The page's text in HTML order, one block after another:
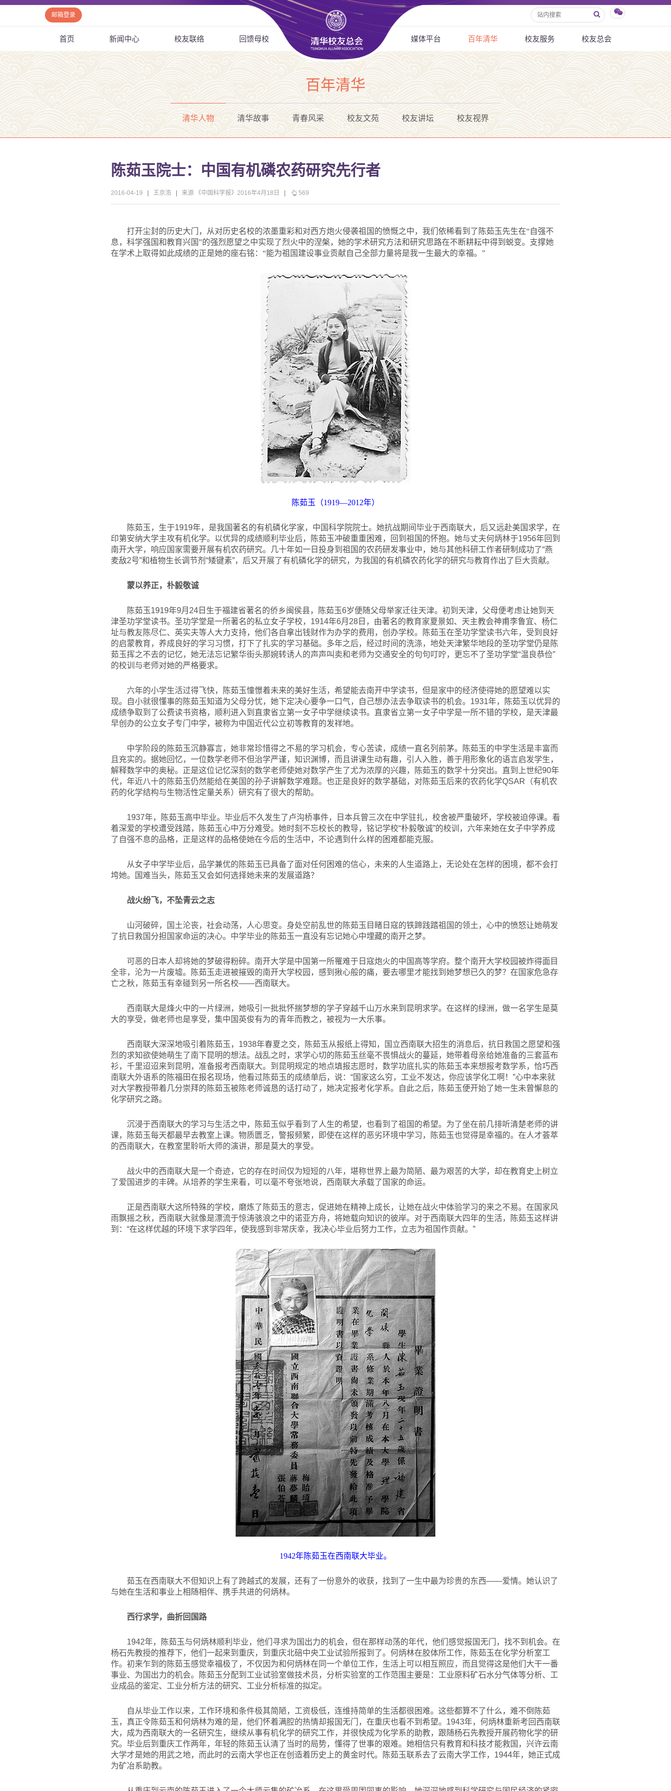
邮箱登录
首页 新闻中心 校友联络 回馈母校 媒体平台 百年清华 校友服务 校友总会
百年清华
清华人物 清华故事 青春风采 校友文苑 校友讲坛 校友视界
陈茹玉院士：中国有机磷农药研究先行者
2016-04-19 王京浩 来源 《中国科学报》2016年4月18日 569
打开尘封的历史大门，从对历史名校的浓墨重彩和对西方炮火侵袭祖国的愤慨之中，我们依稀看到了陈茹玉先生在“自强不
息，科学强国和教育兴国”的强烈愿望之中实现了烈火中的涅槃，她的学术研究方法和研究思路在不断耕耘中得到蜕变。支撑她
在学术上取得如此成绩的正是她的座右铭：“能为祖国建设事业贡献自己全部力量将是我一生最大的幸福。”
陈茹玉（1919—2012年）
陈茹玉，生于1919年，是我国著名的有机磷化学家，中国科学院院士。她抗战期间毕业于西南联大，后又远赴美国求学，在
印第安纳大学主攻有机化学。以优异的成绩顺利毕业后，陈茹玉冲破重重困难，回到祖国的怀抱。她与丈夫何炳林于1956年回到
南开大学，响应国家需要开展有机农药研究。几十年如一日投身到祖国的农药研发事业中，她与其他科研工作者研制成功了“燕
麦敌2号”和植物生长调节剂“矮键素”，后又开展了有机磷化学的研究，为我国的有机磷农药化学的研究与教育作出了巨大贡献。
蒙以养正，朴毅敬诚
陈茹玉1919年9月24日生于福建省著名的侨乡闽侯县，陈茹玉6岁便随父母举家迁往天津。初到天津，父母便考虑让她到天
津圣功学堂读书。圣功学堂是一所著名的私立女子学校，1914年6月28日，由著名的教育家夏景如、天主教会神甫李鲁宜、杨仁
址与教友陈尽仁、英实夫等人大力支持，他们各自拿出钱财作为办学的费用，创办学校。陈茹玉在圣功学堂读书六年，受到良好
的启蒙教育，养成良好的学习习惯，打下了扎实的学习基础。多年之后，经过时间的洗涤，地处天津繁华地段的圣功学堂仍是陈
茹玉挥之不去的记忆，她无法忘记繁华街头那婉转诱人的声声叫卖和老师为交通安全的句句叮咛，更忘不了圣功学堂“温良恭俭”
的校训与老师对她的严格要求。
六年的小学生活过得飞快，陈茹玉憧憬着未来的美好生活，希望能去南开中学读书，但是家中的经济使得她的愿望难以实
现。自小就很懂事的陈茹玉知道为父母分忧，她下定决心要争一口气，自己想办法去争取读书的机会。1931年，陈茹玉以优异的
成绩争取到了公费读书资格，顺利进入到直隶省立第一女子中学继续读书。直隶省立第一女子中学是一所不错的学校，是天津最
早创办的公立女子专门中学，被称为中国近代公立初等教育的发祥地。
中学阶段的陈茹玉沉静寡言，她非常珍惜得之不易的学习机会，专心苦读，成绩一直名列前茅。陈茹玉的中学生活是丰富而
且充实的。据她回忆，一位数学老师不但治学严谨，知识渊博，而且讲课生动有趣，引人入胜，善于用形象化的语言启发学生，
解释数学中的奥秘。正是这位记忆深刻的数学老师使她对数学产生了尤为浓厚的兴趣，陈茹玉的数学十分突出。直到上世纪90年
代，年近八十的陈茹玉仍然能给在美国的孙子讲解数学难题。也正是良好的数学基础，对陈茹玉后来的农药化学QSAR（有机农
药的化学结构与生物活性定量关系）研究有了很大的帮助。
1937年，陈茹玉高中毕业。毕业后不久发生了卢沟桥事件，日本兵曾三次在中学驻扎，校舍被严重破坏，学校被迫停课。看
着深爱的学校遭受践踏，陈茹玉心中万分难受。她时刻不忘校长的教导，铭记学校“朴毅敬诚”的校训，六年来她在女子中学养成
了自强不息的品格，正是这样的品格使她在今后的生活中，不论遇到什么样的困难都能克服。
从女子中学毕业后，品学兼优的陈茹玉已具备了面对任何困难的信心，未来的人生道路上，无论处在怎样的困境，都不会打
垮她。国难当头，陈茹玉又会如何选择她未来的发展道路？
战火纷飞，不坠青云之志
山河破碎，国土沦丧，社会动荡，人心思变。身处空前乱世的陈茹玉目睹日寇的铁蹄践踏祖国的领土，心中的愤怒让她萌发
了抗日救国分担国家命运的决心。中学毕业的陈茹玉一直没有忘记她心中埋藏的南开之梦。
可恶的日本人却将她的梦破得粉碎。南开大学是中国第一所罹难于日寇炮火的中国高等学府。整个南开大学校园被炸得面目
全非，沦为一片废墟。陈茹玉走进被摧毁的南开大学校园，感到揪心般的痛，要去哪里才能找到她梦想已久的梦？在国家危急存
亡之秋，陈茹玉有幸碰到另一所名校——西南联大。
西南联大是烽火中的一片绿洲，她吸引一批批怀揣梦想的学子穿越千山万水来到昆明求学。在这样的绿洲，做一名学生是莫
大的享受，做老师也是享受，集中国英俊有为的青年而教之，被视为一大乐事。
西南联大深深地吸引着陈茹玉，1938年春夏之交，陈茹玉从报纸上得知，国立西南联大招生的消息后，抗日救国之愿望和强
烈的求知欲使她萌生了南下昆明的想法。战乱之时，求学心切的陈茹玉丝毫不畏惧战火的蔓延，她带着母亲给她准备的三套蓝布
衫，千里迢迢来到昆明，准备报考西南联大。到昆明规定的地点填报志愿时，数学功底扎实的陈茹玉本来想报考数学系，恰巧西
南联大外语系的陈福田在报名现场，他看过陈茹玉的成绩单后，说：“国家这么穷，工业不发达，你应该学化工啊！”心中本来就
对大学教授带着几分崇拜的陈茹玉被陈老师诚恳的话打动了，她决定报考化学系。自此之后，陈茹玉便开始了她一生未曾懈怠的
化学研究之路。
沉浸于西南联大的学习与生活之中，陈茹玉似乎看到了人生的希望，也看到了祖国的希望。为了坐在前几排听清楚老师的讲
课，陈茹玉每天都最早去教室上课。物质匮乏，警报频繁，即使在这样的恶劣环境中学习，陈茹玉也觉得是幸福的。在人才荟萃
的西南联大，在教室里聆听大师的演讲，那是莫大的享受。
战火中的西南联大是一个奇迹，它的存在时间仅为短短的八年，堪称世界上最为简陋、最为艰苦的大学，却在教育史上树立
了爱国进步的丰碑。从培养的学生来看，可以毫不夸张地说，西南联大承载了国家的命运。
正是西南联大这所特殊的学校，磨炼了陈茹玉的意志，促进她在精神上成长，让她在战火中体验学习的来之不易。在国家风
雨飘摇之秋，西南联大就像是漂流于惊涛骇浪之中的诺亚方舟，将她载向知识的彼岸。对于西南联大四年的生活，陈茹玉这样讲
到：“在这样优越的环境下求学四年，使我感到非常庆幸，我决心毕业后努力工作，立志为祖国作贡献。”
1942年陈茹玉在西南联大毕业。
茹玉在西南联大不但知识上有了跨越式的发展，还有了一份意外的收获，找到了一生中最为珍贵的东西——爱情。她认识了
与她在生活和事业上相随相伴、携手共进的何炳林。
西行求学，曲折回国路
1942年，陈茹玉与何炳林顺利毕业，他们寻求为国出力的机会，但在那样动荡的年代，他们感觉报国无门，找不到机会。在
杨石先教授的推荐下，他们一起来到重庆，到重庆北碚中央工业试验所报到了。何炳林在胶体所工作，陈茹玉在化学分析室工
作。初来乍到的陈茹玉感觉幸福极了，不仅因为和何炳林在同一个单位工作，生活上可以相互照应，而且觉得这是他们大干一番
事业、为国出力的机会。陈茹玉分配到工业试验室做技术员，分析实验室的工作范围主要是：工业原料矿石水分气体等分析、工
业成品的鉴定、工业分析方法的研究、工业分析标准的拟定。
自从毕业工作以来，工作环境和条件极其简陋，工资极低，连维持简单的生活都很困难。这些都算不了什么，难不倒陈茹
玉，真正令陈茹玉和何炳林为难的是，他们怀着满腔的热情却报国无门，在重庆也看不到希望。1943年，何炳林重新考回西南联
大，成为西南联大的一名研究生，继续从事有机化学的研究工作，并很快成为化学系的助教，跟随杨石先教授开展药物化学的研
究。毕业后到重庆工作两年，年轻的陈茹玉认清了当时的局势，懂得了世事的艰难。她相信只有教育和科技才能救国，兴许云南
大学才是她的用武之地，而此时的云南大学也正在创造着历史上的黄金时代。陈茹玉联系去了云南大学工作，1944年，她正式成
为矿冶系助教。